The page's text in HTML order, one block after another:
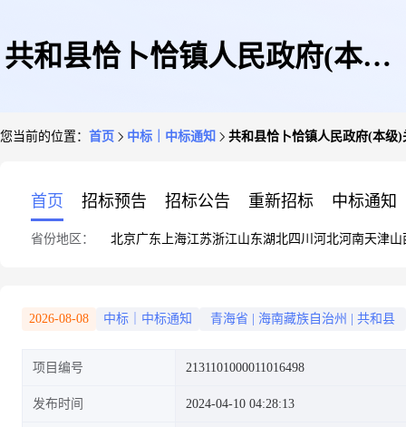
共和县恰卜恰镇人民政府(本级)
您当前的位置： 首页 中标｜中标通知 共和县恰卜恰镇人民政府(本级
首页 招标预告 招标公告 重新招标 中标通知
省份地区： 北京广东 上海江苏浙江山东湖北四川 河北河南天津山
2026-08-08 中标｜中标通知 青海省 海南藏族自治州 共和县
项目编号 2131101000011016498
发布时间 2024-04-10 04:28:13